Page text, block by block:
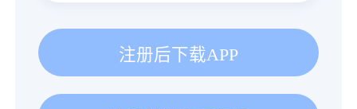
注册后下载APP